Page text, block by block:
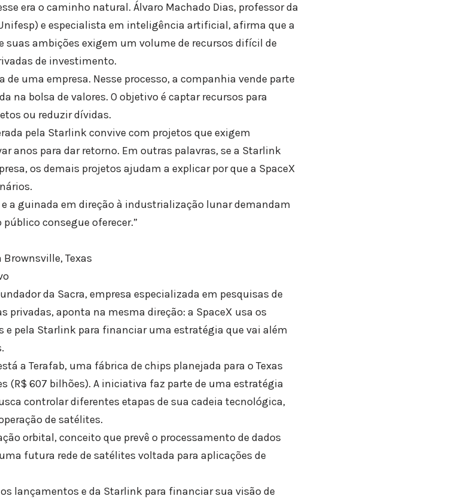
era o caminho natural. Álvaro Machado Dias, professor da
e especialista em inteligência artificial, afirma que a
suas ambições exigem um volume de recursos difícil de
de investimento.
de uma empresa. Nesse processo, a companhia vende parte
na bolsa de valores. O objetivo é captar recursos para
ou reduzir dívidas.
pela Starlink convive com projetos que exigem
anos para dar retorno. Em outras palavras, se a Starlink
os demais projetos ajudam a explicar por que a SpaceX
a guinada em direção à industrialização lunar demandam
consegue oferecer.”
Texas
da Sacra, empresa especializada em pesquisas de
privadas, aponta na mesma direção: a SpaceX usa os
e pela Starlink para financiar uma estratégia que vai além
a Terafab, uma fábrica de chips planejada para o Texas
(R$ 607 bilhões). A iniciativa faz parte de uma estratégia
controlar diferentes etapas de sua cadeia tecnológica,
de satélites.
orbital, conceito que prevê o processamento de dados
futura rede de satélites voltada para aplicações de
lançamentos e da Starlink para financiar sua visão de